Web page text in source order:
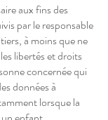
aux fins des
par le responsable
à moins que ne
libertés et droits
concernée qui
données à
lorsque la